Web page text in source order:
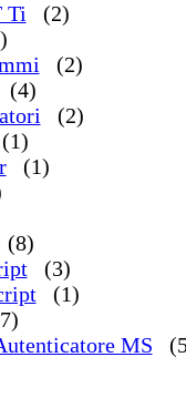
Ti
(2)
(2)
(4)
(2)
(1)
(1)
(8)
(3)
(1)
MS